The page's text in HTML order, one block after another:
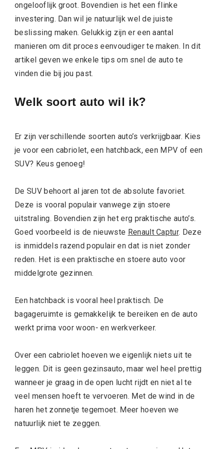
ongelooflijk groot. Bovendien is het een flinke
investering. Dan wil je natuurlijk wel de juiste
beslissing maken. Gelukkig zijn er een aantal
manieren om dit proces eenvoudiger te maken. In dit
artikel geven we enkele tips om snel de auto te
vinden die bij jou past.
Welk soort auto wil ik?
Er zijn verschillende soorten auto’s verkrijgbaar. Kies
je voor een cabriolet, een hatchback, een MPV of een
SUV? Keus genoeg!
De SUV behoort al jaren tot de absolute favoriet.
Deze is vooral populair vanwege zijn stoere
uitstraling. Bovendien zijn het erg praktische auto’s.
Goed voorbeeld is de nieuwste Renault Captur. Deze
is inmiddels razend populair en dat is niet zonder
reden. Het is een praktische en stoere auto voor
middelgrote gezinnen.
Een hatchback is vooral heel praktisch. De
bagageruimte is gemakkelijk te bereiken en de auto
werkt prima voor woon- en werkverkeer.
Over een cabriolet hoeven we eigenlijk niets uit te
leggen. Dit is geen gezinsauto, maar wel heel prettig
wanneer je graag in de open lucht rijdt en niet al te
veel mensen hoeft te vervoeren. Met de wind in de
haren het zonnetje tegemoet. Meer hoeven we
natuurlijk niet te zeggen.